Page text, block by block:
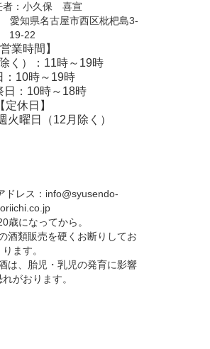
者：小久保 喜宣
愛知県名古屋市西区枇杷島3-
19-22
営業時間】
く）：11時～19時
：10時～19時
日：10時～18時
【定休日】
火曜日（12月除く）
ドレス： info@syusendo-
歳になってから。
酒類販売を硬くお断りしてお
ります。
は、胎児・乳児の発育に影響
がおります。